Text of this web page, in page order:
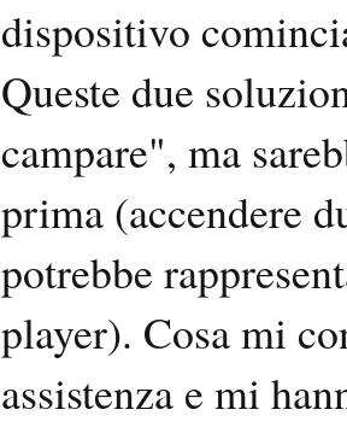
dispositivo
Queste due
campare", ma
prima (accendere
potrebbe
player). Cosa mi
assistenza e mi